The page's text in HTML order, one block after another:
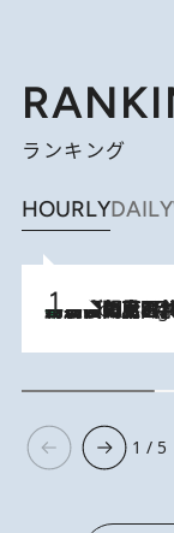
ランキング
HOURLYDAILY
9 Hours
「最後に見られてよかった」上野動物園の東園パンダ舎が解体前に特別公開。8月16日まで延長されたパネル展と共に辿る“半世紀”のパンダ飼育《解体工事の図面あり》
1 / 5